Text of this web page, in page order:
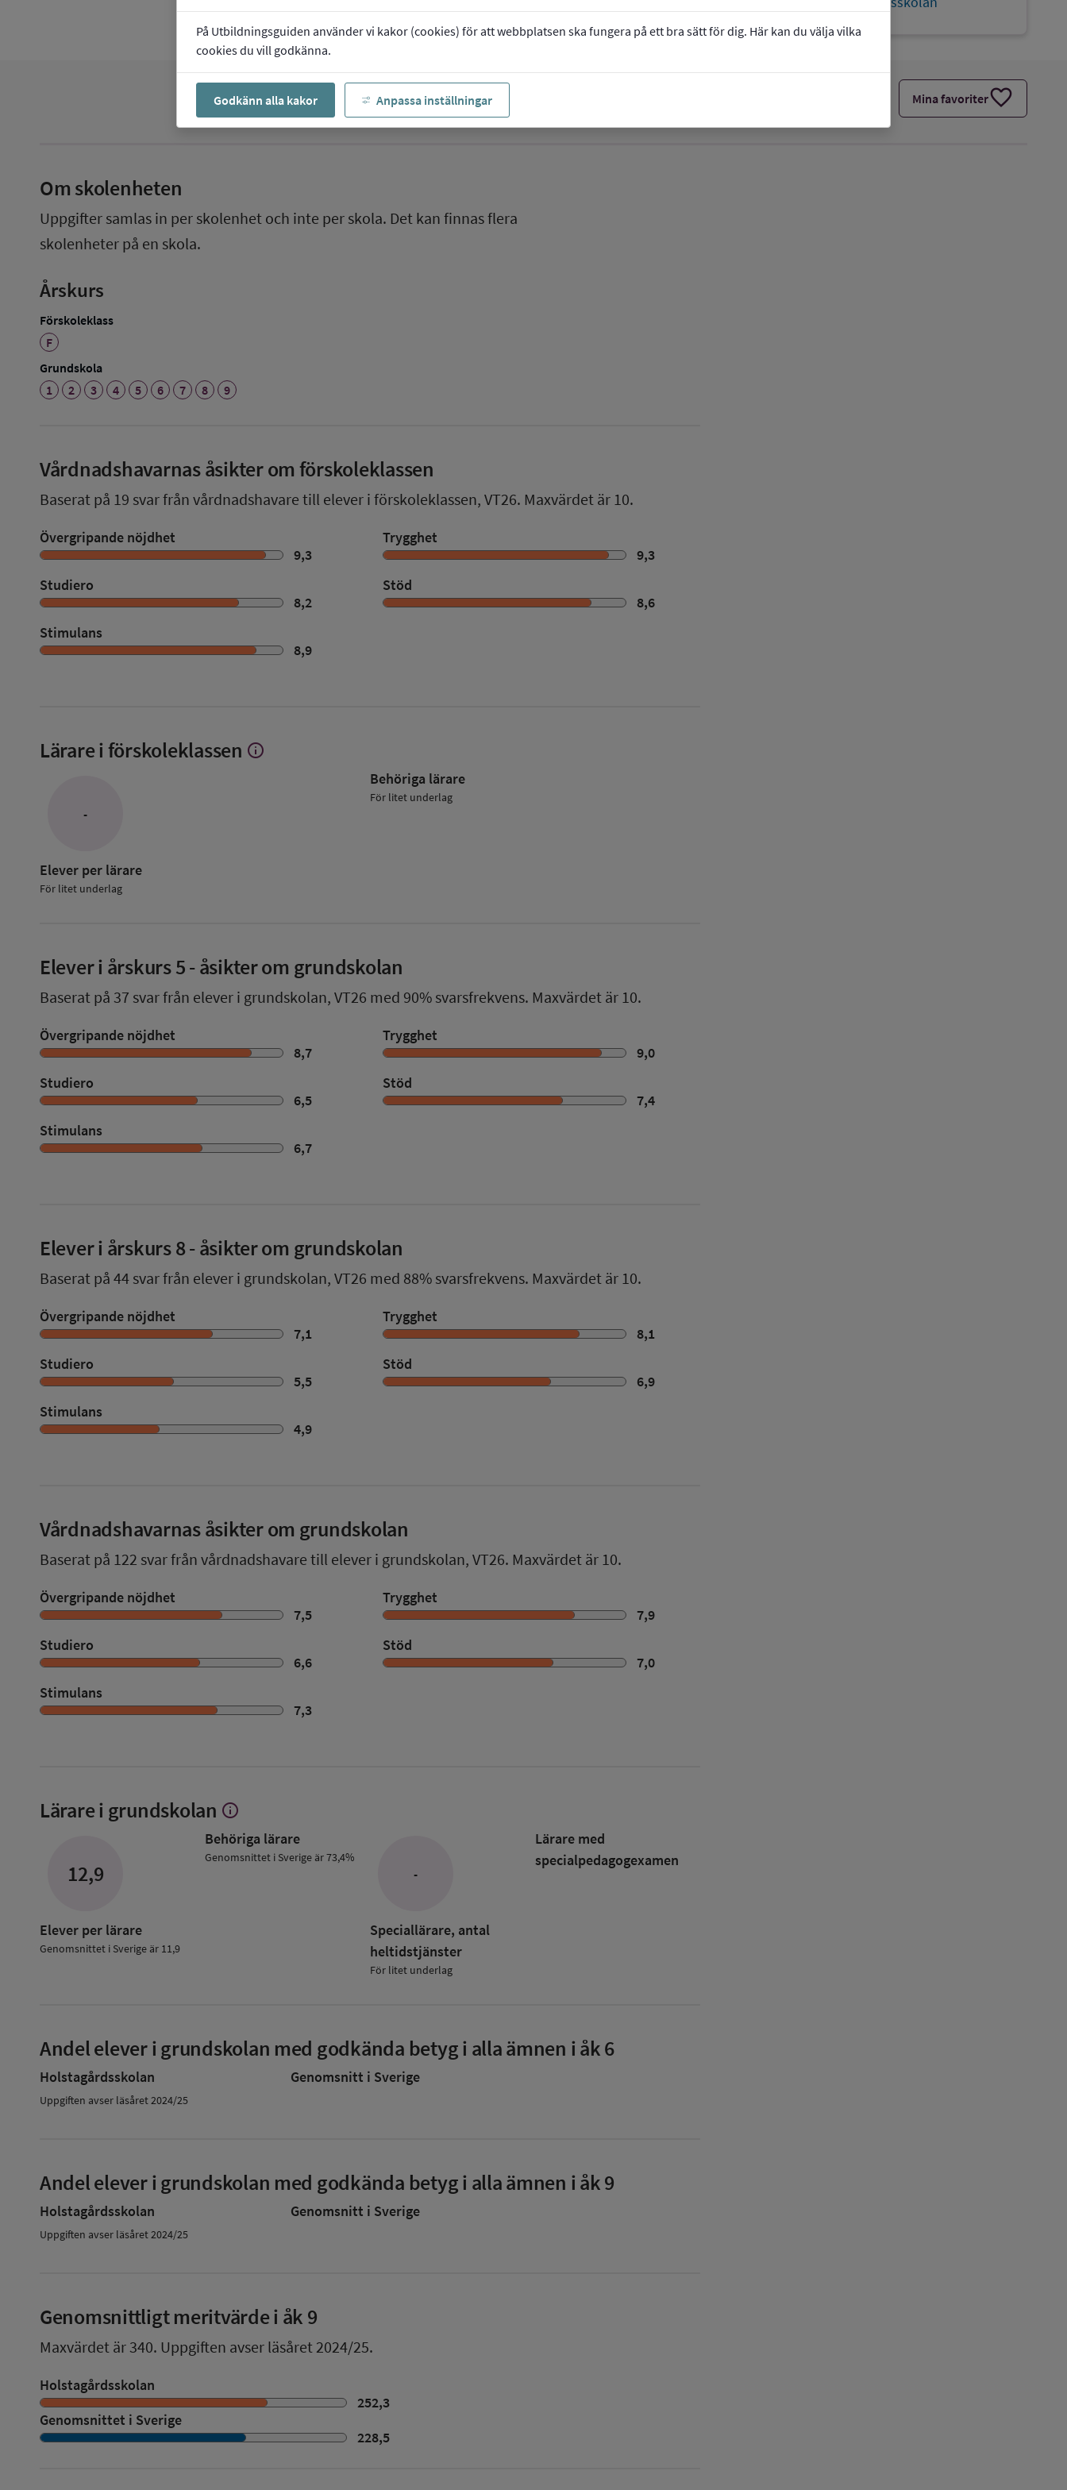
På Utbildningsguiden använder vi kakor (cookies) för att webbplatsen ska fungera på ett bra sätt för dig. Här kan du välja vilka
cookies du vill godkänna.
Godkänn alla kakor Anpassa inställningar Mina favoriterfavorite
Om skolenheten
Uppgifter samlas in per skolenhet och inte per skola. Det kan finnas flera
skolenheter på en skola.
Årskurs
Förskoleklass
F
Grundskola
1
2 3 4 5 6 7 8 9
Vårdnadshavarnas åsikter om förskoleklassen
Baserat på 19 svar från vårdnadshavare till elever i förskoleklassen, VT26. Maxvärdet är 10.
Övergripande nöjdhet
9,3
Trygghet
9,3
Studiero
8,2
Stöd
8,6
Stimulans
8,9
Lärare i förskoleklassen Visa
info
-
Elever per lärare
För litet underlag
Behöriga lärare
För litet underlag
Elever i årskurs 5- åsikter om grundskolan
Baserat på 37 svar från elever i grundskolan, VT26 med 90% svarsfrekvens. Maxvärdet är 10.
Övergripande nöjdhet
8,7
Trygghet
9,0
Studiero
6,5
Stöd
7,4
Stimulans
6,7
Elever i årskurs 8- åsikter om grundskolan
Baserat på 44 svar från elever i grundskolan, VT26 med 88% svarsfrekvens. Maxvärdet är 10.
Övergripande nöjdhet
7,1
Trygghet
8,1
Studiero
5,5
Stöd
6,9
Stimulans
4,9
Vårdnadshavarnas åsikter om grundskolan
Baserat på 122 svar från vårdnadshavare till elever i grundskolan, VT26. Maxvärdet är 10.
Övergripande nöjdhet
7,5
Trygghet
7,9
Studiero
6,6
Stöd
7,0
Stimulans
7,3
Lärare i grundskolan Visa
om
Lärare
info
12,9
Elever per lärare
Genomsnittet i Sverige är 11,9
Behöriga lärare
Genomsnittet i Sverige är 73,4%
-
Speciallärare, antal
heltidstjänster
För litet underlag
Lärare med
specialpedagog­examen
Andel elever i grundskolan med godkända betyg i alla ämnen i åk 6
Holstagårdsskolan Genomsnitt i Sverige
Uppgiften avser läsåret 2024/25
Andel elever i grundskolan med godkända betyg i alla ämnen i åk 9
Holstagårdsskolan Genomsnitt i Sverige
Uppgiften avser läsåret 2024/25
Genomsnittligt meritvärde i åk 9
Maxvärdet är 340. Uppgiften avser läsåret 2024/25.
Holstagårdsskolan
252,3
Genomsnittet i Sverige
228,5